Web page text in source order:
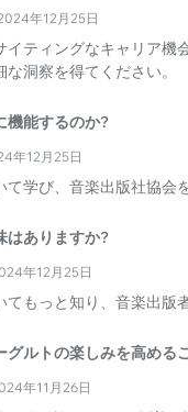
年12月25日
イティングなキャリア
洞察を得てください。
機能するのか?
年12月25日
て学び、音楽出版社協会
はありますか?
年12月25日
てもっと知り、音楽出版
グルトの楽しみを高める
年11月26日